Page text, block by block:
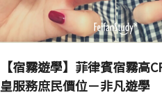
【宿霧遊學】菲律賓宿霧高
皇服務庶民價位－非凡遊學